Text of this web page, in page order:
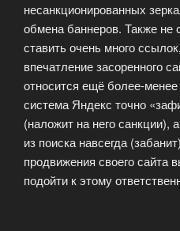
несанкционированных
обмена баннеров. Также не
ставить очень много
впечатление засоренного
относится ещё более-
система Яндекс точно
(наложит на него санкции),
из поиска навсегда
продвижения своего сайта
подойти к этому